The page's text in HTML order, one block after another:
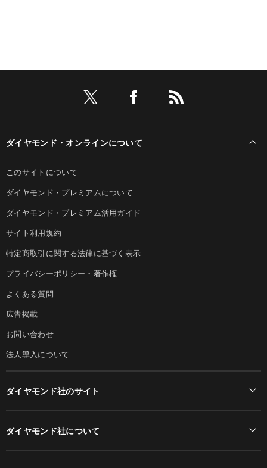
ダイヤモンド・オンラインについて
このサイトについて
ダイヤモンド・プレミアムについて
ダイヤモンド・プレミアム活用ガイド
サイト利用規約
特定商取引に関する法律に基づく表示
プライバシーポリシー・著作権
よくある質問
広告掲載
お問い合わせ
法人導入について
ダイヤモンド社のサイト
ダイヤモンド社について